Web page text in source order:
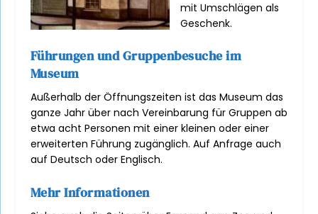
mit Umschlägen als
Geschenk.
Führungen und Gruppenbesuche im
Museum
Außerhalb der Öffnungszeiten ist das Museum das
ganze Jahr über nach Vereinbarung für Gruppen ab
etwa acht Personen mit einer kleinen oder einer
erweiterten Führung zugänglich. Auf Anfrage auch
auf Deutsch oder Englisch.
Mehr Informationen